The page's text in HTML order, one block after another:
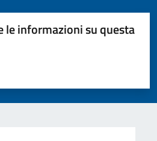
le informazioni su questa
su 5
su 5
5